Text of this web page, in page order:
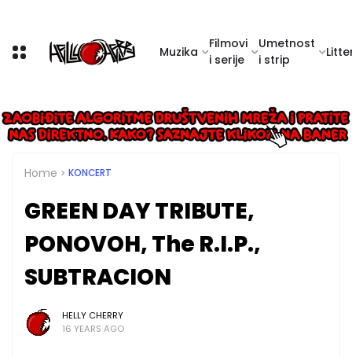
Muzika
Filmovi
i serije
Umetnost
i strip
Home KONCERT
GREEN DAY TRIBUTE,
PONOVOH, The R.I.P.,
SUBTRACION
HELLY CHERRY
16 YEARS AGO